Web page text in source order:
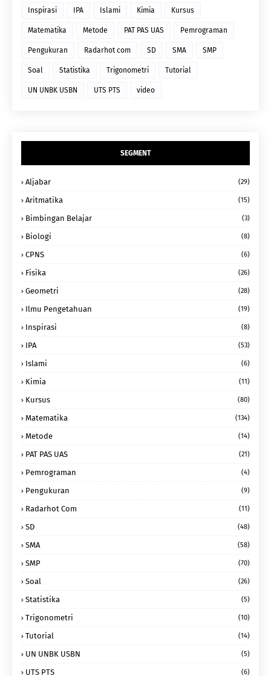
Inspirasi IPA Islami Kimia Kursus
Matematika Metode PAT PAS UAS Pemrograman
Pengukuran Radarhot com SD SMA SMP
Soal Statistika Trigonometri Tutorial
UN UNBK USBN UTS PTS video
SEGMENT
Aljabar (29)
Aritmatika (15)
Bimbingan Belajar (3)
Biologi (8)
CPNS (6)
Fisika (26)
Geometri (28)
Ilmu Pengetahuan (19)
Inspirasi (8)
IPA (53)
Islami (6)
Kimia (11)
Kursus (80)
Matematika (134)
Metode (14)
PAT PAS UAS (21)
Pemrograman (4)
Pengukuran (9)
Radarhot Com (11)
SD (48)
SMA (58)
SMP (70)
Soal (26)
Statistika (5)
Trigonometri (10)
Tutorial (14)
UN UNBK USBN (5)
UTS PTS (6)